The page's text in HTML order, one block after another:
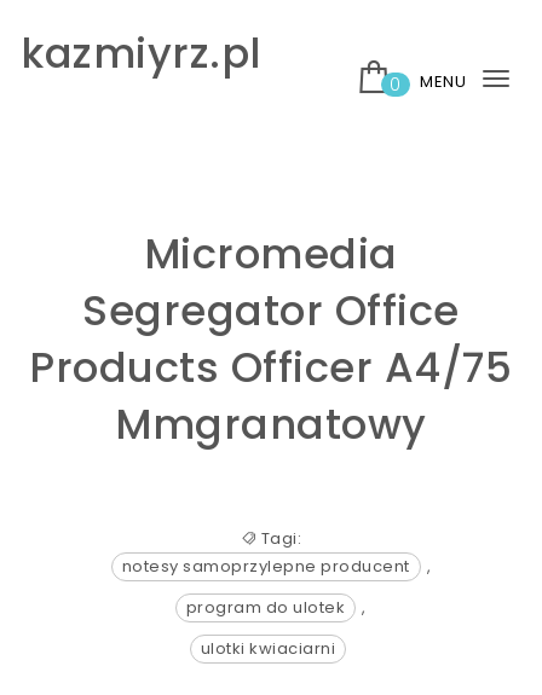
kazmiyrz.pl
0 MENU
Micromedia
Segregator Office
Products Officer A4/75
Mmgranatowy
Tagi:
notesy samoprzylepne producent
,
program do ulotek
,
ulotki kwiaciarni